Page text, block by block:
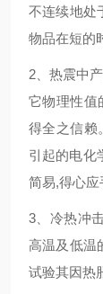
不连续地处
物品在短的
2、热震中
它物理性值
得全之信赖
引起的电化
简易,得心应
3、冷热冲
高温及低温
试验其因热